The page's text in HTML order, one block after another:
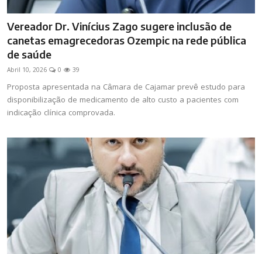
Vereador Dr. Vinícius Zago sugere inclusão de
canetas emagrecedoras Ozempic na rede pública
de saúde
Abril 10, 2026 0 39
Proposta apresentada na Câmara de Cajamar prevê estudo para
disponibilização de medicamento de alto custo a pacientes com
indicação clínica comprovada.